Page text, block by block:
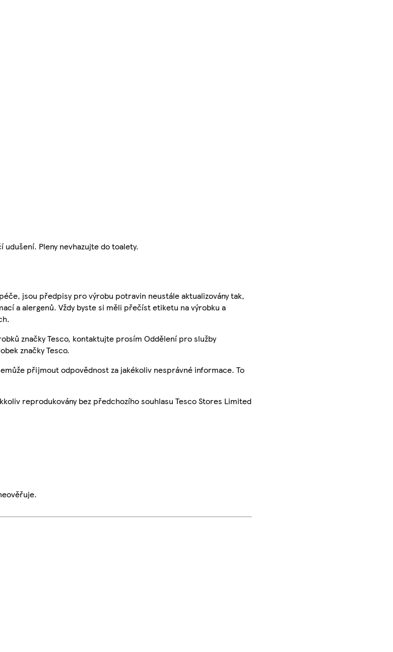
Pleny nevhazujte do toalety.
jsou předpisy pro výrobu potravin neustále aktualizovány tak,
a alergenů. Vždy byste si měli přečíst etiketu na výrobku a
značky Tesco, kontaktujte prosím Oddělení pro služby
značky Tesco.
přijmout odpovědnost za jakékoliv nesprávné informace. To
reprodukovány bez předchozího souhlasu Tesco Stores Limited